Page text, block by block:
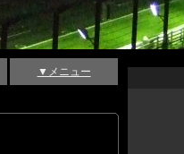
▼メニュー